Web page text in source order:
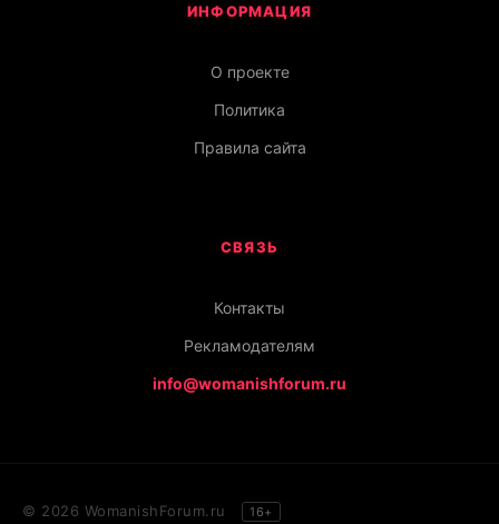
ИНФОРМАЦИЯ
О проекте
Политика
Правила сайта
СВЯЗЬ
Контакты
Рекламодателям
info@womanishforum.ru
© 2026 WomanishForum.ru 16+